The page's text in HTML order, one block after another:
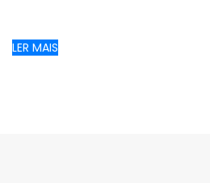
LER MAIS